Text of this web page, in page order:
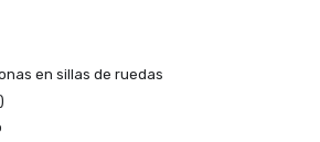
en sillas de ruedas